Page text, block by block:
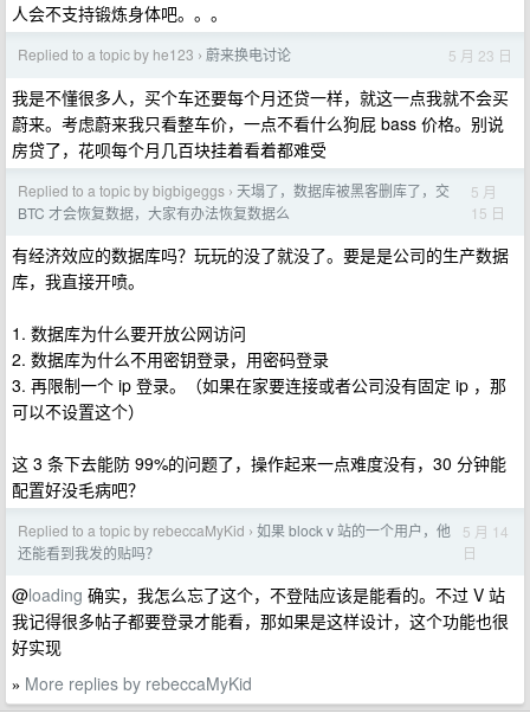
人会不支持锻炼身体吧。。。
Replied to a topic by he123 › 蔚来换电讨论 5 月 23 日
我是不懂很多人，买个车还要每个月还贷一样，就这一点我就不会买
蔚来。考虑蔚来我只看整车价，一点不看什么狗屁 bass 价格。别说
房贷了，花呗每个月几百块挂着看着都难受
Replied to a topic by bigbigeggs › 天塌了，数据库被黑客删库了，交
BTC 才会恢复数据，大家有办法恢复数据么
5 月
15 日
有经济效应的数据库吗？玩玩的没了就没了。要是是公司的生产数据
库，我直接开喷。
1. 数据库为什么要开放公网访问
2. 数据库为什么不用密钥登录，用密码登录
3. 再限制一个 ip 登录。（如果在家要连接或者公司没有固定 ip ，那
可以不设置这个）
这 3 条下去能防 99%的问题了，操作起来一点难度没有，30 分钟能
配置好没毛病吧？
Replied to a topic by rebeccaMyKid › 如果 block v 站的一个用户，他
还能看到我发的贴吗？
5 月 14
日
@loading 确实，我怎么忘了这个，不登陆应该是能看的。不过 V 站
我记得很多帖子都要登录才能看，那如果是这样设计，这个功能也很
好实现
» More replies by rebeccaMyKid